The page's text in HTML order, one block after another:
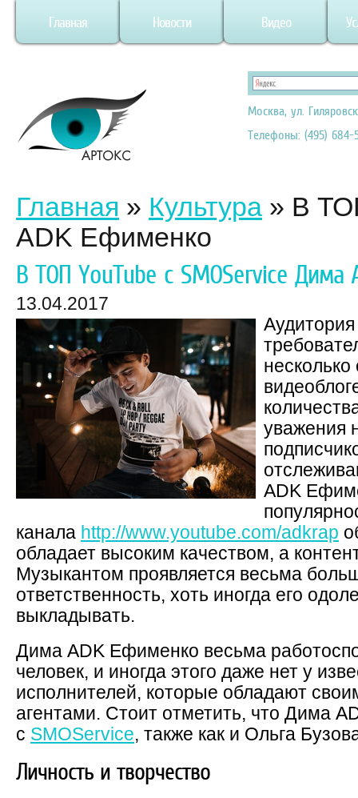
Главная Новости Видео
Москва, ул.
Телефоны: (495) 684-
Главная » Культура » В
ADK Ефименко
В ТОП YouTube с SMOService Дима
13.04.2017
уважения
ADK
канала http://www.youtube.com/adkrap
обладает высоким качеством, а
Музыкантом проявляется весьма
ответственность, хоть иногда его
выкладывать.
Дима ADK Ефименко весьма
человек, и иногда этого даже нет у
исполнителей, которые обладают
агентами. Стоит отметить, что Дима
с SMOService, также как и Ольга
Личность и творчество